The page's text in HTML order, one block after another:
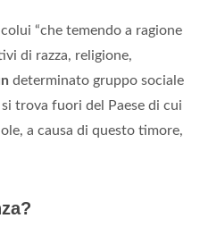
“che temendo a ragione
di razza, religione,
determinato gruppo sociale
trova fuori del Paese di cui
a causa di questo timore,